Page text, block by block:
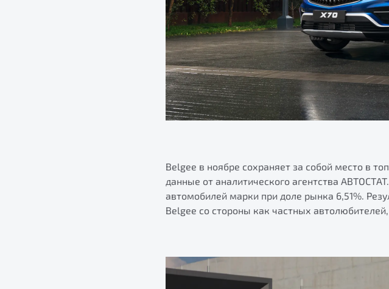
Belgee в ноябре сохраняет за собой место в
данные от аналитического агентства
автомобилей марки при доле рынка 6,51%.
Belgee со стороны как частных